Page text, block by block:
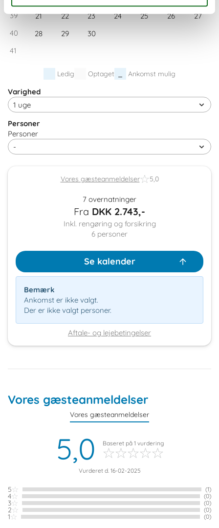
39
21 22 23 24 25 26
27
40
28 29
30
41
Ledig Optaget Ankomst mulig
Varighed
Personer
Personer
Vores gæsteanmeldelser 5,0
7 overnatninger
Fra DKK 2.743,-
Inkl. rengøring og forsikring
6 personer
Se kalender
Bemærk
Ankomst er ikke valgt.
Der er ikke valgt personer.
Aftale- og lejebetingelser
Vores gæsteanmeldelser
Vores gæsteanmeldelser
5,0 Baseret på 1 vurdering
Vurderet d. 16-02-2025
5 (1)
4 (0)
3 (0)
2 (0)
1 (0)